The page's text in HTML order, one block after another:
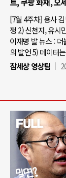
[7월 4주차] 용사
쟁 2) 신천지, 유시
이재명 발 뉴스 :
의 발언 5) 데이터
참세상 영상팀